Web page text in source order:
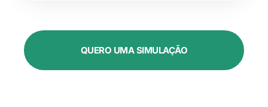
QUERO UMA SIMULAÇÃO